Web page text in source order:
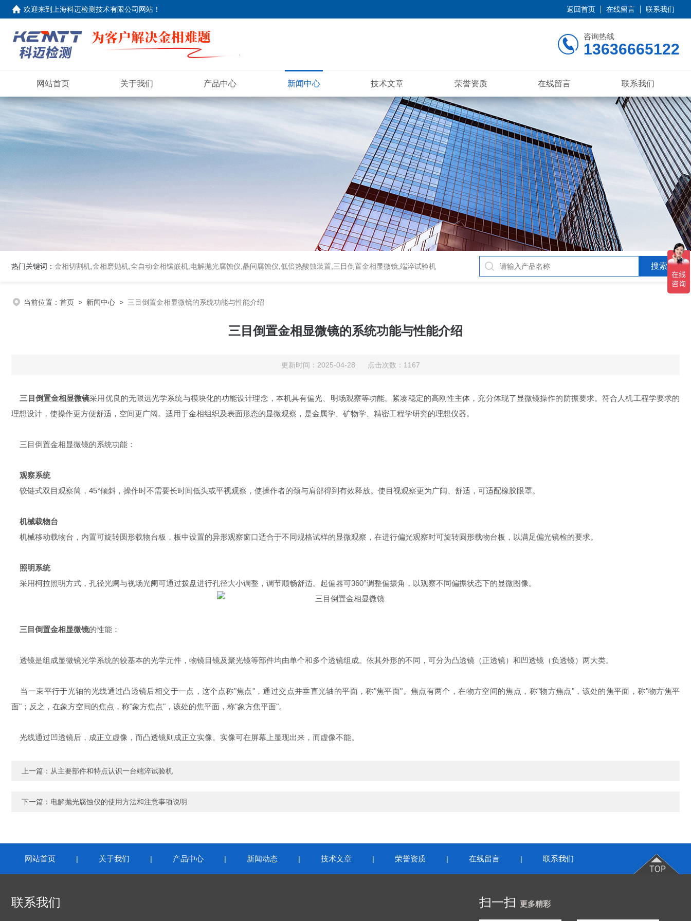
欢迎来到 上海科迈检测技术有限公司网站 ！ 返回首页 在线留言 联系我们
咨询热线
13636665122
网站首页 关于我们 产品中心 新闻中心 技术文章 荣誉资质 在线留言 联系我们
热门关键词： 金相切割机,金相磨抛机,全自动金相镶嵌机,电解抛光腐蚀仪,晶间腐蚀仪,低倍热酸蚀装置,三目倒置金相显微镜,端淬试验机
当前位置： 首页 > 新闻中心 > 三目倒置金相显微镜的系统功能与性能介绍
三目倒置金相显微镜的系统功能与性能介绍
更新时间：2025-04-28 点击次数：1167
三目倒置金相显微镜采用优良的无限远光学系统与模块化的功能设计理念，本机具有偏光、明场观察等功能。紧凑稳定的高刚性主体，充分体现了显微镜操作的防振要求。符合人机工程学要求的
理想设计，使操作更方便舒适，空间更广阔。适用于金相组织及表面形态的显微观察，是金属学、矿物学、精密工程学研究的理想仪器。
三目倒置金相显微镜的系统功能：
观察系统
铰链式双目观察筒，45°倾斜，操作时不需要长时间低头或平视观察，使操作者的颈与肩部得到有效释放。使目视观察更为广阔、舒适，可适配橡胶眼罩。
机械载物台
机械移动载物台，内置可旋转圆形载物台板，板中设置的异形观察窗口适合于不同规格试样的显微观察，在进行偏光观察时可旋转圆形载物台板，以满足偏光镜检的要求。
照明系统
采用柯拉照明方式，孔径光阑与视场光阑可通过拨盘进行孔径大小调整，调节顺畅舒适。起偏器可360°调整偏振角，以观察不同偏振状态下的显微图像。
三目倒置金相显微镜的性能：
透镜是组成显微镜光学系统的较基本的光学元件，物镜目镜及聚光镜等部件均由单个和多个透镜组成。依其外形的不同，可分为凸透镜（正透镜）和凹透镜（负透镜）两大类。
当一束平行于光轴的光线通过凸透镜后相交于一点，这个点称"焦点"，通过交点并垂直光轴的平面，称"焦平面"。焦点有两个，在物方空间的焦点，称"物方焦点"，该处的焦平面，称"物方焦平
面"；反之，在象方空间的焦点，称"象方焦点"，该处的焦平面，称"象方焦平面"。
光线通过凹透镜后，成正立虚像，而凸透镜则成正立实像。实像可在屏幕上显现出来，而虚像不能。
上一篇： 从主要部件和特点认识一台端淬试验机
下一篇： 电解抛光腐蚀仪的使用方法和注意事项说明
网站首页 | 关于我们 | 产品中心 | 新闻动态 | 技术文章 | 荣誉资质 | 在线留言 | 联系我们
联系我们 扫一扫 更多精彩